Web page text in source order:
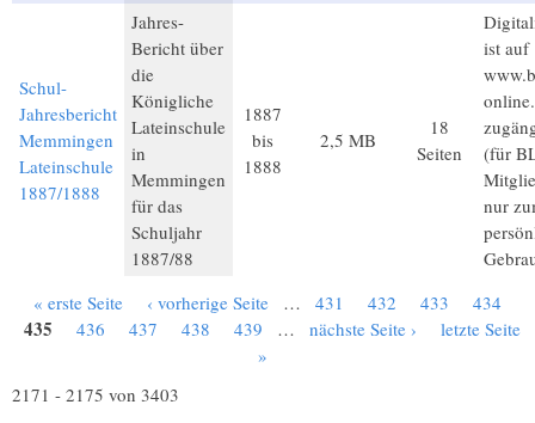
Schul-
Jahresbericht
Memmingen
Lateinschule
1887/1888
Jahres-
Bericht über
die
Königliche
Lateinschule
in
Memmingen
für das
Schuljahr
1887/88
1887
bis
1888
2,5 MB
18
Seiten
ist auf
(für
nur
Seiten
« erste Seite ‹ vorherige Seite … 431 432 433 434
435 436 437 438 439 … nächste Seite ›
letzte Seite
»
2171 - 2175 von 3403